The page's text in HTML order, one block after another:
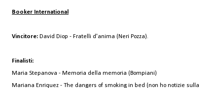
Booker International
Vincitore: David Diop - Fratelli d'anima (Neri Pozza).
Finalisti:
Maria Stepanova - Memoria della memoria (Bompiani)
Mariana Enriquez - The dangers of smoking in bed (non ho notizie sulla